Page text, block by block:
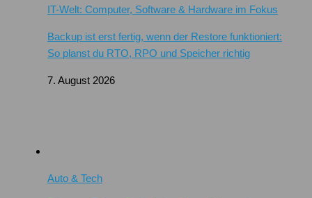
IT-Welt: Computer, Software & Hardware im Fokus
Backup ist erst fertig, wenn der Restore funktioniert:
So planst du RTO, RPO und Speicher richtig
7. August 2026
Auto & Tech